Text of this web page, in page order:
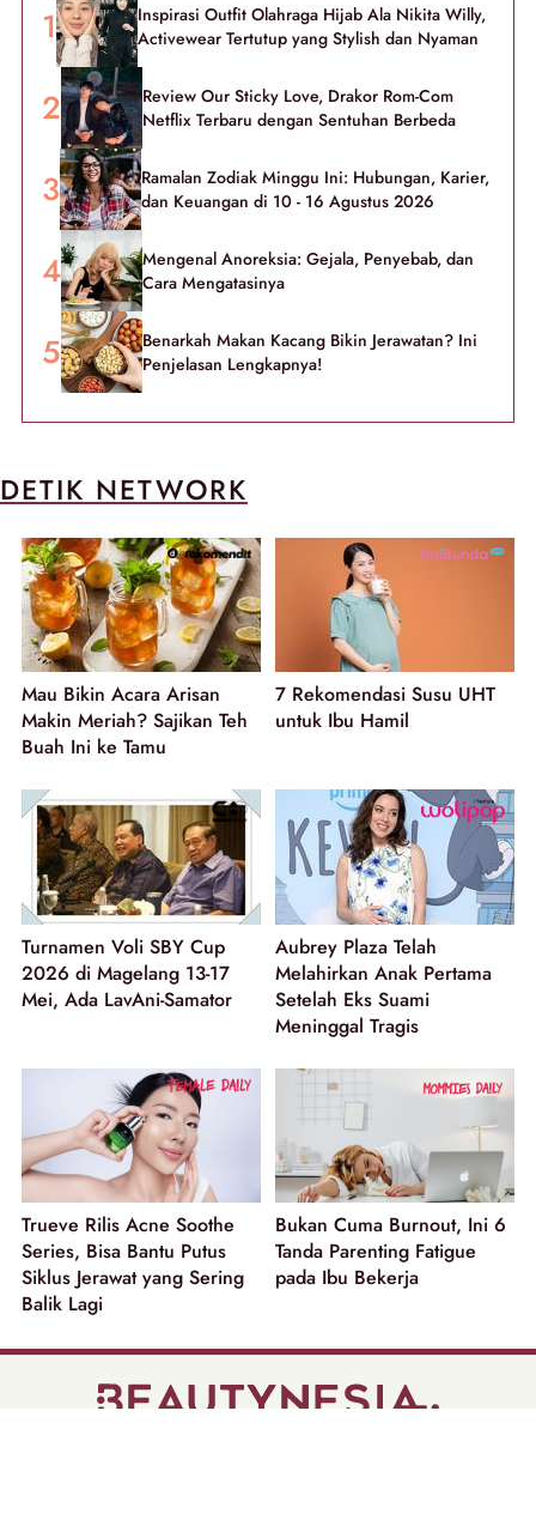
Inspirasi Outfit Olahraga Hijab Ala Nikita Willy,
Activewear Tertutup yang Stylish dan Nyaman
Review Our Sticky Love, Drakor Rom-Com
Netflix Terbaru dengan Sentuhan Berbeda
Ramalan Zodiak Minggu Ini: Hubungan, Karier,
dan Keuangan di 10 - 16 Agustus 2026
Mengenal Anoreksia: Gejala, Penyebab, dan
Cara Mengatasinya
Benarkah Makan Kacang Bikin Jerawatan? Ini
Penjelasan Lengkapnya!
DETIK NETWORK
Mau Bikin Acara Arisan
Makin Meriah? Sajikan Teh
Buah Ini ke Tamu
7 Rekomendasi Susu UHT
untuk Ibu Hamil
Turnamen Voli SBY Cup
2026 di Magelang 13-17
Mei, Ada LavAni-Samator
Aubrey Plaza Telah
Melahirkan Anak Pertama
Setelah Eks Suami
Meninggal Tragis
Trueve Rilis Acne Soothe
Series, Bisa Bantu Putus
Siklus Jerawat yang Sering
Balik Lagi
Bukan Cuma Burnout, Ini 6
Tanda Parenting Fatigue
pada Ibu Bekerja